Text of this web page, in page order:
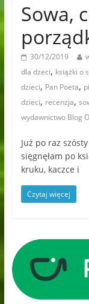
Sowa,
30/12/2019
dla dzeci, książki o
dzieci, Pan Poeta,
dzieci, recenzja,
wydawnictwo Blog
Już po raz
sięgnęłam po
kruku, kaczce i
Czytaj więcej